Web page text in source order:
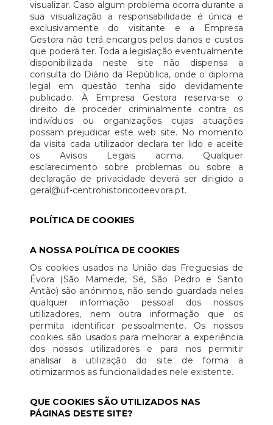
visualizar. Caso algum problema ocorra durante a
sua visualização a responsabilidade é única e
exclusivamente do visitante e a Empresa
Gestora não terá encargos pelos danos e custos
que poderá ter. Toda a legislação eventualmente
disponibilizada neste site não dispensa a
consulta do Diário da República, onde o diploma
legal em questão tenha sido devidamente
publicado. À Empresa Gestora reserva-se o
direito de proceder criminalmente contra os
indivíduos ou organizações cujas atuações
possam prejudicar este web site. No momento
da visita cada utilizador declara ter lido e aceite
os Avisos Legais acima. Qualquer
esclarecimento sobre problemas ou sobre a
declaração de privacidade deverá ser dirigido a
geral@uf-centrohistoricodeevora.pt.
POLÍTICA DE COOKIES
A NOSSA POLÍTICA DE COOKIES
Os cookies usados na União das Freguesias de
Évora (São Mamede, Sé, São Pedro e Santo
Antão) são anónimos, não sendo guardada neles
qualquer informação pessoal dos nossos
utilizadores, nem outra informação que os
permita identificar pessoalmente. Os nossos
cookies são usados para melhorar a experiência
dos nossos utilizadores e para nos permitir
analisar a utilização do site de forma a
otimizarmos as funcionalidades nele existente.
QUE COOKIES SÃO UTILIZADOS NAS
PÁGINAS DESTE SITE?